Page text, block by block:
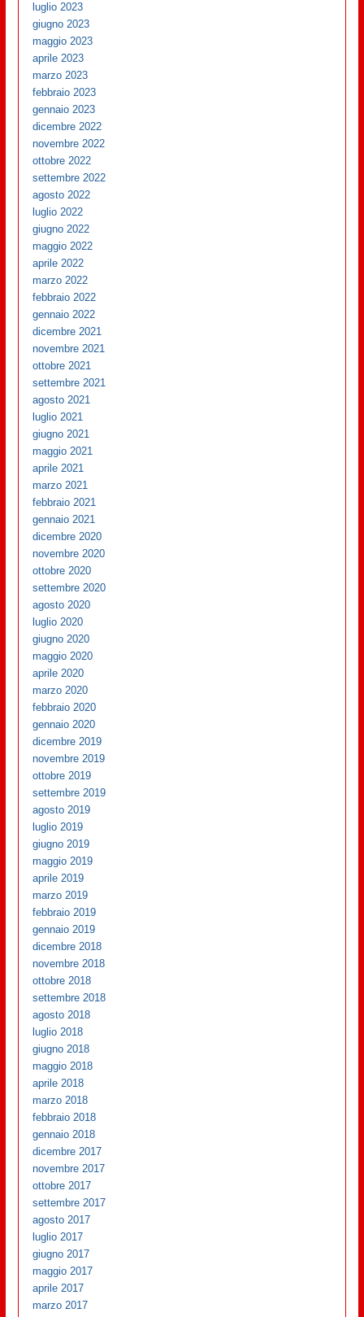
luglio 2023
giugno 2023
maggio 2023
aprile 2023
marzo 2023
febbraio 2023
gennaio 2023
dicembre 2022
novembre 2022
ottobre 2022
settembre 2022
agosto 2022
luglio 2022
giugno 2022
maggio 2022
aprile 2022
marzo 2022
febbraio 2022
gennaio 2022
dicembre 2021
novembre 2021
ottobre 2021
settembre 2021
agosto 2021
luglio 2021
giugno 2021
maggio 2021
aprile 2021
marzo 2021
febbraio 2021
gennaio 2021
dicembre 2020
novembre 2020
ottobre 2020
settembre 2020
agosto 2020
luglio 2020
giugno 2020
maggio 2020
aprile 2020
marzo 2020
febbraio 2020
gennaio 2020
dicembre 2019
novembre 2019
ottobre 2019
settembre 2019
agosto 2019
luglio 2019
giugno 2019
maggio 2019
aprile 2019
marzo 2019
febbraio 2019
gennaio 2019
dicembre 2018
novembre 2018
ottobre 2018
settembre 2018
agosto 2018
luglio 2018
giugno 2018
maggio 2018
aprile 2018
marzo 2018
febbraio 2018
gennaio 2018
dicembre 2017
novembre 2017
ottobre 2017
settembre 2017
agosto 2017
luglio 2017
giugno 2017
maggio 2017
aprile 2017
marzo 2017